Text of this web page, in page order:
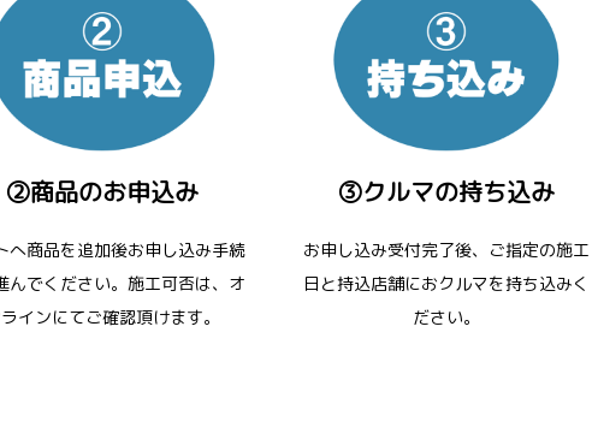
②商品のお申込み
へ商品を追加後お申し込み手続
んでください。施工可否は、オ
インにてご確認頂けます。
③クルマの持ち込み
お申し込み受付完了後、ご指定の施工
日と持込店舗におクルマを持ち込みく
ださい。